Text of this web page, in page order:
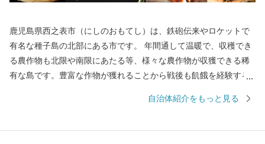
鹿児島県西之表市（にしのおもてし）は、鉄砲伝来やロケットで
有名な種子島の北部にある市です。 年間通して温暖で、収穫でき
る農作物も北限や南限にあたる等、様々な農作物が収獲できる稀
有な島です。豊富な作物が獲れることから戦後も飢餓を経験する
宇宙開発で未来を担うロケット打ち上げなど最先端技術がある一
自治体紹介をもっと見る